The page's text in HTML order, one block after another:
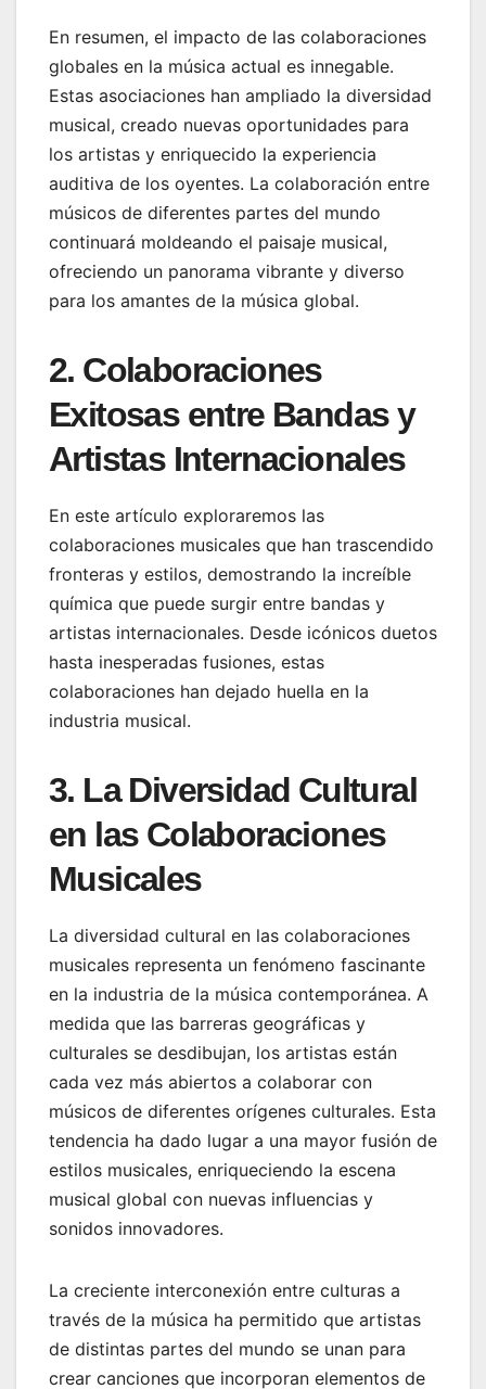
En resumen, el impacto de las colaboraciones
globales en la música actual es innegable.
Estas asociaciones han ampliado la diversidad
musical, creado nuevas oportunidades para
los artistas y enriquecido la experiencia
auditiva de los oyentes. La colaboración entre
músicos de diferentes partes del mundo
continuará moldeando el paisaje musical,
ofreciendo un panorama vibrante y diverso
para los amantes de la música global.
2. Colaboraciones
Exitosas entre Bandas y
Artistas Internacionales
En este artículo exploraremos las
colaboraciones musicales que han trascendido
fronteras y estilos, demostrando la increíble
química que puede surgir entre bandas y
artistas internacionales. Desde icónicos duetos
hasta inesperadas fusiones, estas
colaboraciones han dejado huella en la
industria musical.
3. La Diversidad Cultural
en las Colaboraciones
Musicales
La diversidad cultural en las colaboraciones
musicales representa un fenómeno fascinante
en la industria de la música contemporánea. A
medida que las barreras geográficas y
culturales se desdibujan, los artistas están
cada vez más abiertos a colaborar con
músicos de diferentes orígenes culturales. Esta
tendencia ha dado lugar a una mayor fusión de
estilos musicales, enriqueciendo la escena
musical global con nuevas influencias y
sonidos innovadores.
La creciente interconexión entre culturas a
través de la música ha permitido que artistas
de distintas partes del mundo se unan para
crear canciones que incorporan elementos de